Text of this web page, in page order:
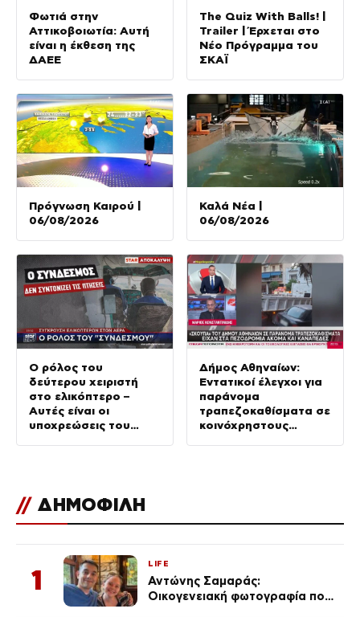
Φωτιά στην
Αττικοβοιωτία: Αυτή
είναι η έκθεση της
ΔΑΕΕ
The Quiz With Balls! |
Trailer | Έρχεται στο
Νέο Πρόγραμμα του
ΣΚΑΪ
Πρόγνωση Καιρού |
06/08/2026
Καλά Νέα |
06/08/2026
Ο ρόλος του
δεύτερου χειριστή
στο ελικόπτερο –
Αυτές είναι οι
υποχρεώσεις του
Δήμος Αθηναίων:
Εντατικοί έλεγχοι για
παράνομα
τραπεζοκαθίσματα σε
κοινόχρηστους
// ΔΗΜΟΦΙΛΗ
1
LIFE
Αντώνης Σαμαράς:
Οικογενειακή φωτογραφία που